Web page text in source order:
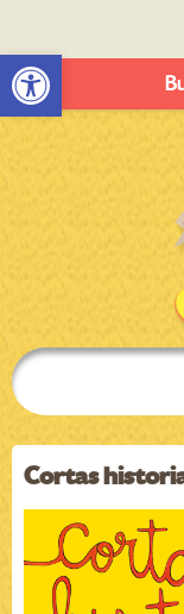
Abrir barra de
Cortas